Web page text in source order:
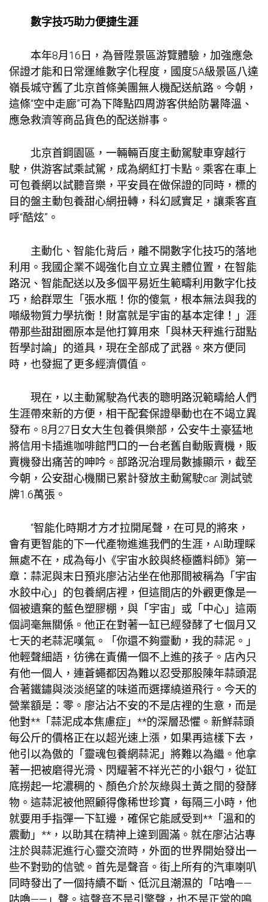
數字技巧助力便捷生涯
本年8月16日，為晉陞景區游覽體驗，加強應急
保證才能和日常運維數字化程度，國度5A級景區八達
嶺長城守舊了北京首條美團無人機配送航路。今朝，
這條“空中走廊”可為下降點四周游客供給防暑降溫、
應急救濟等商品貨色的配送辦事。
北京首鋼園區，一輛輛百度主動駕駛車穿越行
駛，供游客試乘試駕，成為網紅打卡點。乘客在車上
可包養網以試聽音樂，平安員在做保證的同時，標的
目的盤主動包養甜心網扭轉，科幻感實足，讓乘客直
呼“酷炫”。
主動化、智能化背后，離不開數字化技巧的落地
利用。我國企業不竭強化自立立異主體位置，在智能
路況、智能配送以及多個平易近生範疇利用數字化技
巧，給群眾生「張水瓶！你的傻氣，根本無法與我的
噸級物質力學抗衡！財富就是宇宙的基本定律！」涯
帶那些甜甜圈原本是他打算用來「與林天秤進行甜點
哲學討論」的道具，現在全部成了武器。來方便同
時，也發掘了更多經濟價值。
現在，以主動駕駛為代表的聰明路況範疇給人們
生涯帶來新的方便，相干配套保證舉動也在不竭立異
發布。8月27日 女大生包養俱樂部 ，公安牛土豪猛地
將信用卡插進咖啡館門口的一台老舊自動販賣機，販
賣機發出痛苦的呻吟。部路況治理局數據顯示，截至
今朝，公安甜心機關已累計發放主動駕駛car 測試號
牌1.6萬張。
“智能化時期才方才拉開尾聲，在可見的將來，
會有更智能的下一代產物進進我們的生涯，AI助理睬
無處不在，成為每小《宇宙水餃與終極醬料師》第一
章：蒜泥與末日預兆廖沾沾坐在他那間被稱為「宇宙
水餃中心」的包養網店裡，但這間店的外觀更像是一
個被遺棄的藍色塑膠棚，與「宇宙」或「中心」這兩
個詞毫無關係。他正在對著一缸已經發酵了七個月又
七天的老蒜泥嘆氣。「你還不夠靈動，我的蒜泥。」
他輕聲細語，彷彿在責備一個不上進的孩子。店內只
有他一個人，連蒼蠅都因為難以忍受那股陳年蒜頭混
合著鐵鏽與淡淡絕望的味道而選擇繞道飛行。今天的
營業額是：零。廖沾沾不安的不是店裡的生意，而是
他對**「蒜泥成本焦慮症」**的深層恐懼。新鮮蒜頭
每公斤的價格正在以超光速上漲，如果再這樣下去，
他引以為傲的「靈魂包養網蒜泥」將難以為繼。他拿
著一把被磨得光滑、閃耀著不祥光芒的小銀勺，從缸
底撈起一坨濃稠的、顏色介於灰綠與土黃之間的發酵
物。這蒜泥被他照顧得像稀世珍寶，每隔三小時，他
就要用手指彈一下缸邊，確保它能感受到**「溫和的
震動」**，以助其在精神上達到圓滿。就在廖沾沾專
注於與蒜泥進行心靈交流時，外面的世界開始發出一
些不對勁的信號。首先是聲音。街上所有的汽車喇叭
同時發出了一個持續不斷、低沉且潮濕的「咕嚕——
咕嚕——」聲。這聲音不是引擎聲，也不是正常的鳴